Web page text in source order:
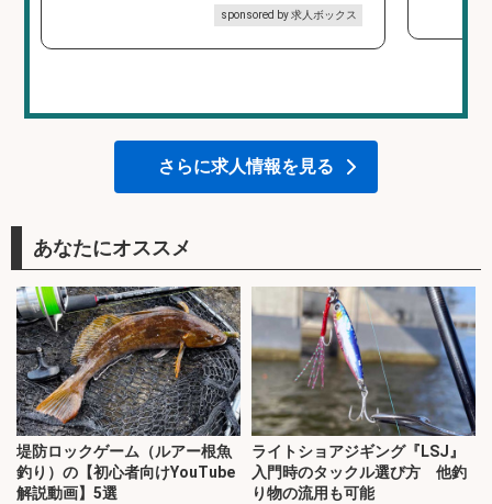
sponsored by 求人ボックス
さらに求人情報を見る
あなたにオススメ
堤防ロックゲーム（ルアー根魚
釣り）の【初心者向けYouTube
解説動画】5選
ライトショアジギング『LSJ』
入門時のタックル選び方 他釣
り物の流用も可能